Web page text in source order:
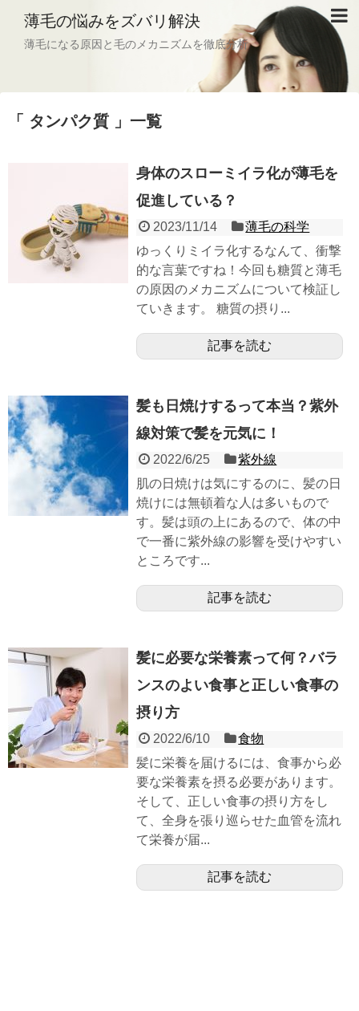
薄毛の悩みをズバリ解決
薄毛になる原因と毛のメカニズムを徹底分析
タンパク質 一覧
身体のスローミイラ化が薄毛を
促進している？
2023/11/14
薄毛の科学
ゆっくりミイラ化するなんて、衝撃
的な言葉ですね！今回も糖質と薄毛
の原因のメカニズムについて検証し
ていきます。 糖質の摂り...
記事を読む
髪も日焼けするって本当？紫外
線対策で髪を元気に！
2022/6/25
紫外線
肌の日焼けは気にするのに、髪の日
焼けには無頓着な人は多いもので
す。髪は頭の上にあるので、体の中
で一番に紫外線の影響を受けやすい
ところです...
記事を読む
髪に必要な栄養素って何？バラ
ンスのよい食事と正しい食事の
摂り方
2022/6/10
食物
髪に栄養を届けるには、食事から必
要な栄養素を摂る必要があります。
そして、正しい食事の摂り方をし
て、全身を張り巡らせた血管を流れ
て栄養が届...
記事を読む